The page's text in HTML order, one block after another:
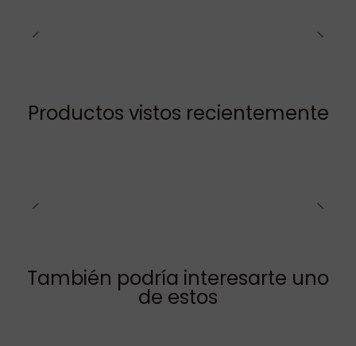
Productos vistos recientemente
También podría interesarte uno
de estos